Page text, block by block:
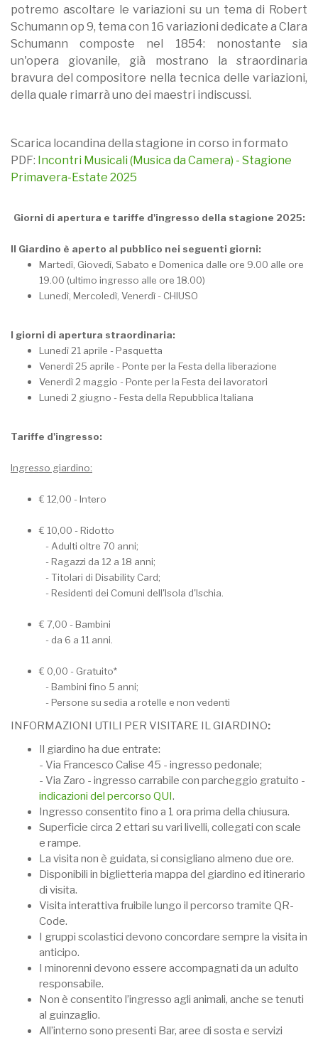
potremo ascoltare le variazioni su un tema di Robert
Schumann op 9, tema con 16 variazioni dedicate a Clara
Schumann composte nel 1854: nonostante sia
un'opera giovanile, già mostrano la straordinaria
bravura del compositore nella tecnica delle variazioni,
della quale rimarrà uno dei maestri indiscussi.
Scarica locandina della stagione in corso in formato
PDF: Incontri Musicali (Musica da Camera) - Stagione
Primavera-Estate 2025
Giorni di apertura e tariffe d'ingresso della stagione 2025:
Il Giardino è aperto al pubblico nei seguenti giorni:
Martedì, Giovedì, Sabato e Domenica dalle ore 9.00 alle ore
19.00 (ultimo ingresso alle ore 18.00)
Lunedì, Mercoledì, Venerdì - CHIUSO
I giorni di apertura straordinaria:
Lunedì 21 aprile - Pasquetta
Venerdì 25 aprile - Ponte per la Festa della liberazione
Venerdì 2 maggio - Ponte per la Festa dei lavoratori
Lunedi 2 giugno - Festa della Repubblica Italiana
Tariffe d'ingresso:
Ingresso giardino:
€ 12,00 - Intero
€ 10,00 - Ridotto
- Adulti oltre 70 anni;
- Ragazzi da 12 a 18 anni;
- Titolari di Disability Card;
- Residenti dei Comuni dell'Isola d'Ischia.
€ 7,00 - Bambini
- da 6 a 11 anni.
€ 0,00 - Gratuito*
- Bambini fino 5 anni;
- Persone su sedia a rotelle e non vedenti
INFORMAZIONI UTILI PER VISITARE IL GIARDINO:
Il giardino ha due entrate:
- Via Francesco Calise 45 - ingresso pedonale;
- Via Zaro - ingresso carrabile con parcheggio gratuito -
indicazioni del percorso QUI.
Ingresso consentito fino a 1 ora prima della chiusura.
Superficie circa 2 ettari su vari livelli, collegati con scale
e rampe.
La visita non è guidata, si consigliano almeno due ore.
Disponibili in biglietteria mappa del giardino ed itinerario
di visita.
Visita interattiva fruibile lungo il percorso tramite QR-
Code.
I gruppi scolastici devono concordare sempre la visita in
anticipo.
I minorenni devono essere accompagnati da un adulto
responsabile.
Non è consentito l’ingresso agli animali, anche se tenuti
al guinzaglio.
All’interno sono presenti Bar, aree di sosta e servizi